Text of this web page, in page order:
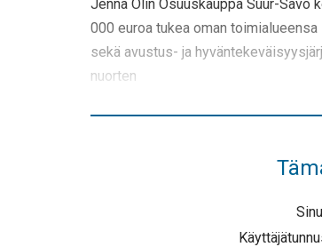
Jenna Olin Osuuskauppa Suur-Savo
000 euroa tukea oman
sekä avustus- ja
nuorten